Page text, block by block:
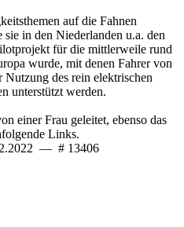
auf die Fahnen
in den Niederlanden u.a. den
für die mittlerweile rund
wurde, mit denen Fahrer von
des rein elektrischen
unterstützt werden.
einer Frau geleitet, ebenso das
Links.
— # 13406